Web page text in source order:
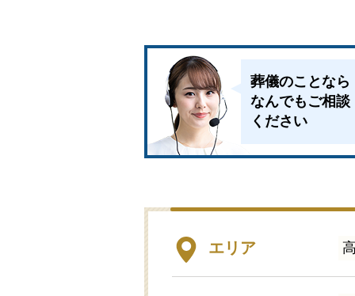
葬儀のことなら
なんでもご相談
ください
エリア